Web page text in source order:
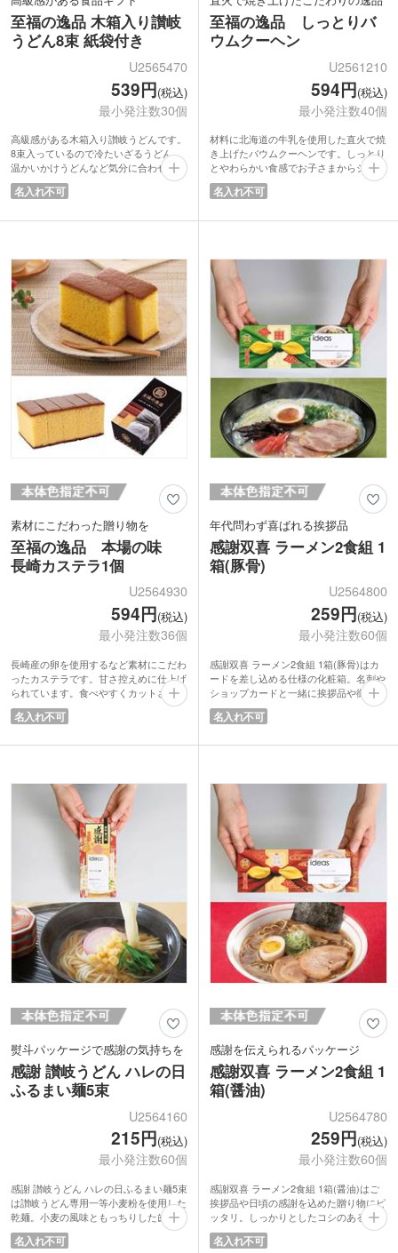
至福の逸品 木箱入り讃岐
うどん8束 紙袋付き
U2565470
539円(税込)
最小発注数30個
高級感がある木箱入り讃岐うどんです。
8束入っているので冷たいざるうどん、
温かいかけうどんなど気分に合わせて食
べ方を楽しめます。乾麺タイプだからお
好みの硬さに調節できるのも魅力です。
は幅広い年齢の方に喜んでもらえます
贈答用ギフトに活躍します。お得意先へ
の挨拶や成約記念品におすすめの食品ギ
フトです。
名入れ不可
至福の逸品 しっとりバ
ウムクーヘン
U2561210
594円(税込)
最小発注数40個
材料に北海道の牛乳を使用した直火で焼
き上げたバウムクーヘンです。しっとり
とやわらかい食感でお子さまからシニア
層まで幅広い年代に喜ばれます。
バウムクーヘンには「幸せが長く続きま
す。特別なギフトでお渡しすると喜ばれ
すすめです。
名入れ不可
素材にこだわった贈り物を
至福の逸品 本場の味
長崎カステラ1個
U2564930
594円(税込)
最小発注数36個
長崎産の卵を使用するなど素材にこだわ
ったカステラです。甘さ控えめに仕上げ
られています。食べやすくカットされた
状態でのお届け。来客用のお茶菓子やリ
ラックスタイムのおやつにピッタリで
シックで高級感がある化粧箱に入ってい
名入れ不可
年代問わず喜ばれる挨拶品
感謝双喜 ラーメン2食組 1
箱(豚骨)
U2564800
259円(税込)
最小発注数60個
感謝双喜 ラーメン2食組 1箱(豚骨)はカ
ードを差し込める仕様の化粧箱。名刺や
ショップカードと一緒に挨拶品や御礼品
としてお渡しできます。風呂敷に包まれ
たプリントパッケージは感謝の気持ちを
た「感謝双喜」の双喜は「感謝と共に、
しっかりとしたコシが楽しめる乾麺タイ
プの棒ラーメンは年代問わず好まれる
品。営業ツールとして多くのお客様に喜
ばれますよ。
名入れ不可
熨斗パッケージで感謝の気持ちを
感謝 讃岐うどん ハレの日
ふるまい麺5束
U2564160
215円(税込)
最小発注数60個
感謝 讃岐うどん ハレの日ふるまい麺5束
は讃岐うどん専用一等小麦粉を使用した
乾麺。小麦の風味ともっちりした歯ごた
えが楽しめます。
パッケージには「感謝」の文字と「運命
名入れ不可
感謝を伝えられるパッケージ
感謝双喜 ラーメン2食組 1
箱(醤油)
U2564780
259円(税込)
最小発注数60個
感謝双喜 ラーメン2食組 1箱(醤油)はご
挨拶品や日頃の感謝を込めた贈り物にピ
ッタリ。しっかりとしたコシのある乾麺
タイプの棒ラーメンです。昔ながらの中
華そばを堪能できますよ。
名入れ不可